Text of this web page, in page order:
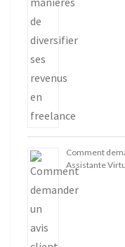
Comment
Assistante